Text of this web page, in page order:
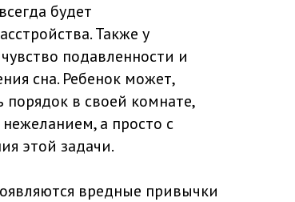
будет
Также у
подавленности и
сна. Ребенок может,
порядок в своей комнате,
а просто с
этой задачи.
вредные привычки